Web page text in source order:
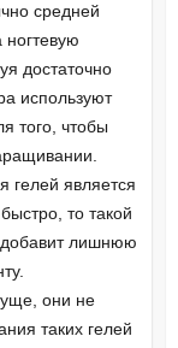
средней
ногтевую
достаточно
используют
того, чтобы
гелей является
то такой
добавит лишнюю
они не
таких гелей